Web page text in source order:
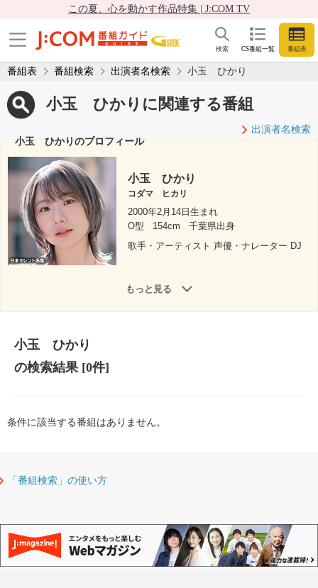
この夏、心を動かす作品特集 | J:COM TV
CS番組一覧 番組表
検索
番組表 番組検索 出演者名検索 小玉 ひかり
小玉 ひかりに関連する番組
出演者名検索
小玉 ひかりのプロフィール
小玉 ひかり
コダマ ヒカリ
2000年2月14日生まれ
O型
154cm
千葉県出身
歌手・アーティスト 声優・ナレーター DJ
もっと見る
小玉 ひかり
の検索結果[0件]
条件に該当する番組はありません。
「番組検索」の使い方